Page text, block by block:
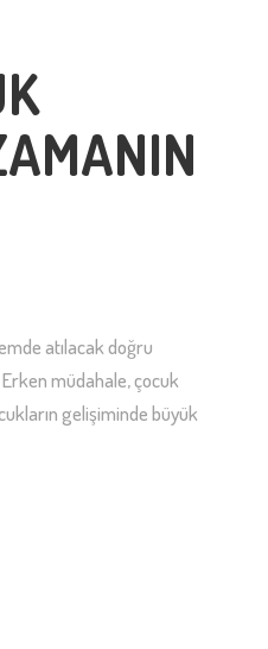
atılacak doğru
müdahale, çocuk
gelişiminde büyük